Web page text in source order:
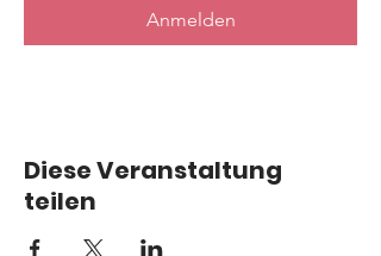
Anmelden
Diese Veranstaltung
teilen